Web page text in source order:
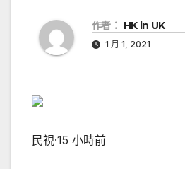
作者： HK in UK
1 月 1, 2021
民視·15 小時前